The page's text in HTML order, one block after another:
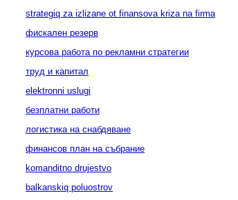
strategiq za izlizane ot finansova kriza na firma
фискален резерв
курсова работа по рекламни стратегии
труд и капитал
elektronni uslugi
безплатни работи
логистика на снабдяване
финансов план на събрание
komanditno drujestvo
balkanskiq poluostrov